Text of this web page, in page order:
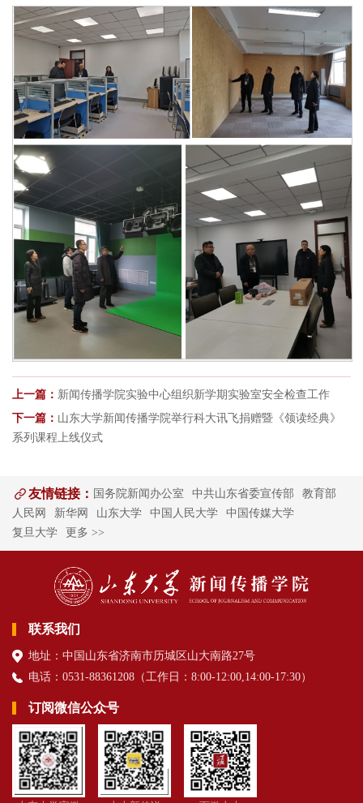
上一篇： 新闻传播学院实验中心组织新学期实验室安全检查工作
下一篇： 山东大学新闻传播学院举行科大讯飞捐赠暨《领读经典》
系列课程上线仪式
友情链接： 国务院新闻办公室 中共山东省委宣传部
教育部
人民网
新华网 山东大学 中国人民大学
中国传媒大学
复旦大学
更多 >>
联系我们
地址：中国山东省济南市历城区山大南路27号
电话：0531-88361208（工作日 ：8:00-12:00,14:00-17:30）
订阅微信公众号